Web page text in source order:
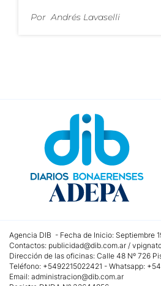
Por Andrés Lavaselli
Agencia DIB - Fecha de Inicio: Septiembre
Contactos: publicidad@dib.com.ar /
Dirección de las oficinas: Calle 48 Nº 726
Teléfono: +5492215022421 - Whatsapp:
Email: administracion@dib.com.ar